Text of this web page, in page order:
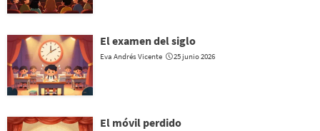
El examen del siglo
Eva Andrés Vicente 25 junio 2026
El móvil perdido